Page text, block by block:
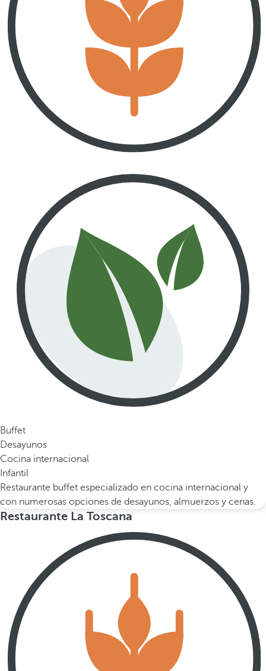
Buffet
Desayunos
Cocina internacional
Infantil
Restaurante buffet especializado en cocina internacional y
con numerosas opciones de desayunos, almuerzos y cenas.
Restaurante La Toscana